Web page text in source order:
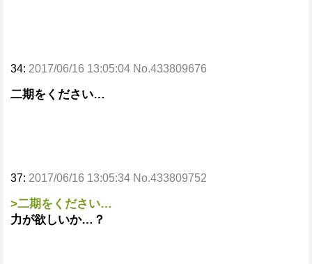
34: 2017/06/16 13:05:04 No.433809676
二期をください…
37: 2017/06/16 13:05:34 No.433809752
>二期をください…
力が欲しいか…？